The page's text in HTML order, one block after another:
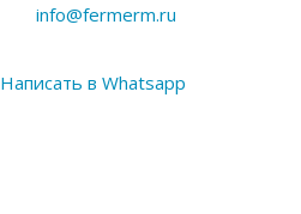
info@fermerm.ru
Написать в Whatsapp